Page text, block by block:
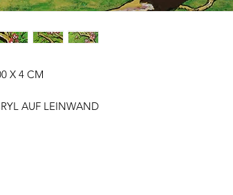
X 4 CM
AUF LEINWAND